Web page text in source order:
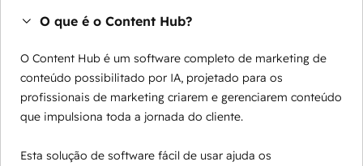
O que é o Content Hub?
O Content Hub é um software completo de marketing de
conteúdo possibilitado por IA, projetado para os
profissionais de marketing criarem e gerenciarem conteúdo
que impulsiona toda a jornada do cliente.
Esta solução de software fácil de usar ajuda os